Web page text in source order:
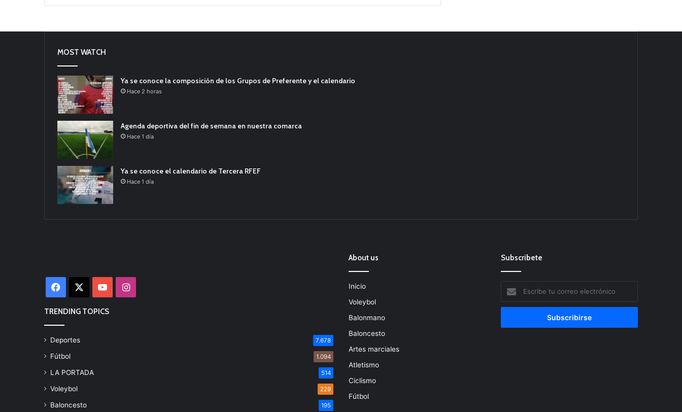
MOST WATCH
Ya se conoce la composición de los Grupos de Preferente y el calendario
Hace 2 horas
Agenda deportiva del fin de semana en nuestra comarca
Hace 1 día
Ya se conoce el calendario de Tercera RFEF
Hace 1 día
Facebook YouTubeInstagram
TRENDING TOPICS
Deportes 7.678
Fútbol 1.094
LA PORTADA 514
Voleybol 229
Baloncesto 195
About us
Inicio
Voleybol
Balonmano
Baloncesto
Artes marciales
Atletismo
Ciclismo
Fútbol
Subscribete
tu
correo